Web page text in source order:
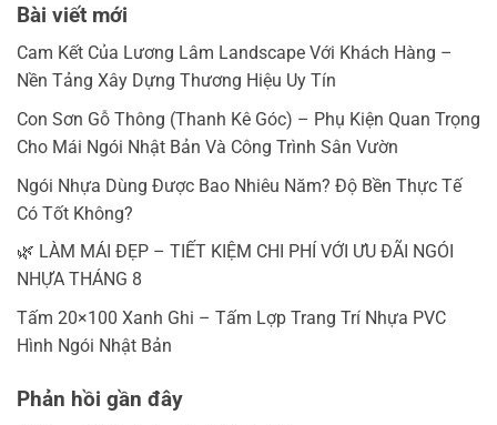
Bài viết mới
Cam Kết Của Lương Lâm Landscape Với Khách Hàng –
Nền Tảng Xây Dựng Thương Hiệu Uy Tín
Con Sơn Gỗ Thông (Thanh Kê Góc) – Phụ Kiện Quan Trọng
Cho Mái Ngói Nhật Bản Và Công Trình Sân Vườn
Ngói Nhựa Dùng Được Bao Nhiêu Năm? Độ Bền Thực Tế
Có Tốt Không?
🌿 LÀM MÁI ĐẸP – TIẾT KIỆM CHI PHÍ VỚI ƯU ĐÃI NGÓI
NHỰA THÁNG 8
Tấm 20×100 Xanh Ghi – Tấm Lợp Trang Trí Nhựa PVC
Hình Ngói Nhật Bản
Phản hồi gần đây